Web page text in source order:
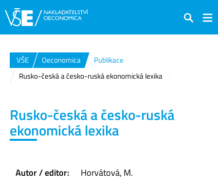
Hledat
VŠE Oeconomica
Publikace
Rusko-česká a česko-ruská ekonomická lexika
Rusko-česká a česko-ruská
ekonomická lexika
Autor / editor:
Horvátová, M.